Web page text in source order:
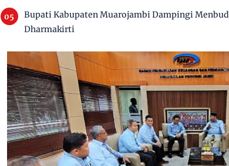
Bupati Kabupaten Muarojambi Dampingi
Dharmakirti